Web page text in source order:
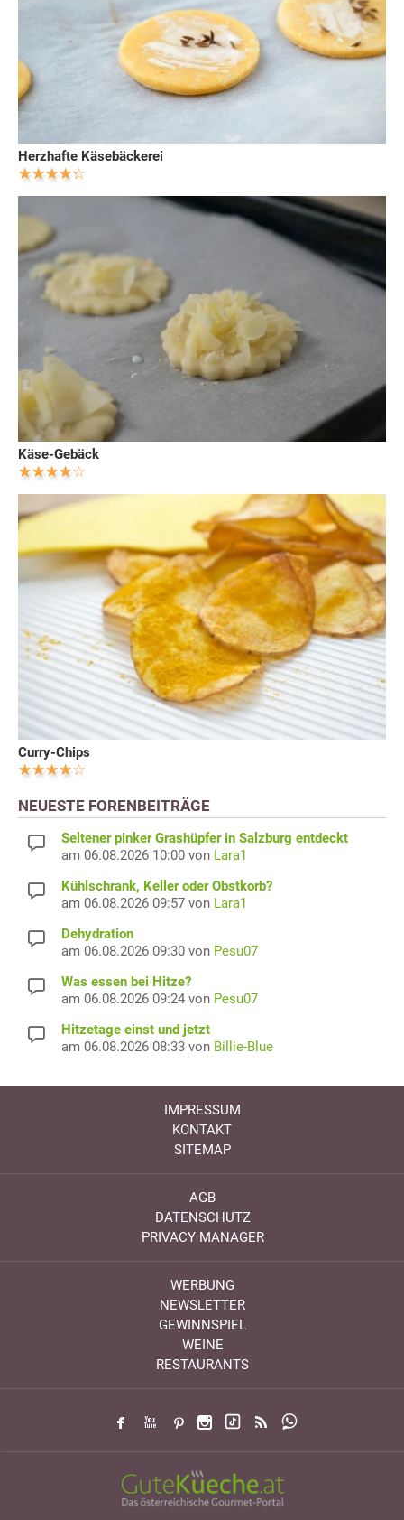
Herzhafte Käsebäckerei
Käse-Gebäck
Curry-Chips
NEUESTE FORENBEITRÄGE
Seltener pinker Grashüpfer in Salzburg entdeckt
am 06.08.2026 10:00 von Lara1
Kühlschrank, Keller oder Obstkorb?
am 06.08.2026 09:57 von Lara1
Dehydration
am 06.08.2026 09:30 von Pesu07
Was essen bei Hitze?
am 06.08.2026 09:24 von Pesu07
Hitzetage einst und jetzt
am 06.08.2026 08:33 von Billie-Blue
IMPRESSUM
KONTAKT
SITEMAP
AGB
DATENSCHUTZ
PRIVACY MANAGER
WERBUNG
NEWSLETTER
GEWINNSPIEL
WEINE
RESTAURANTS